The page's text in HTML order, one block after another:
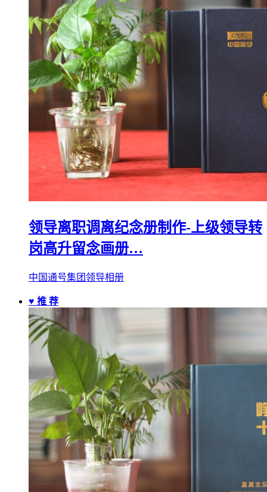
领导离职调离纪念册制作-上级领导转
岗高升留念画册…
中国通号集团领导相册
♥ 推 荐